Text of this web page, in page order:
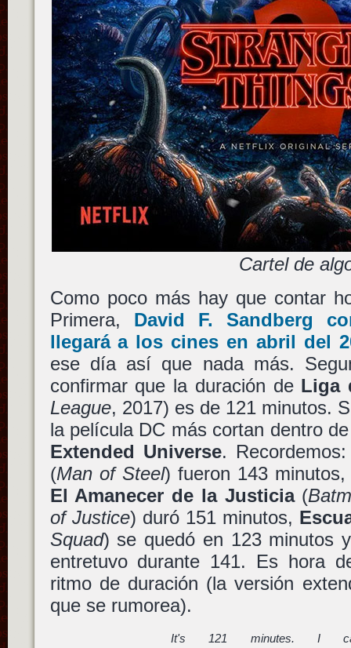
Cartel de
Como poco más hay que contar
Primera, David F. Sandberg
llegará a los cines en abril del
ese día así que nada más.
confirmar que la duración de Liga
League, 2017) es de 121 minutos.
la película DC más cortan dentro
Extended Universe.
(Man of Steel) fueron 143
El Amanecer de la Justicia(
of Justice) duró 151 minutos,
Squad) se quedó en 123 minutos
entretuvo durante 141. Es hora
ritmo de duración (la versión
que se rumorea).
It's 121 minutes. I